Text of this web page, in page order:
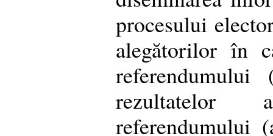
procesului
alegătorilor în
referendumului